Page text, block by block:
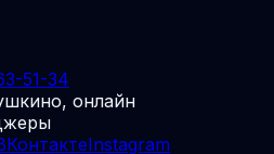
51-34
онлайн
Instagram